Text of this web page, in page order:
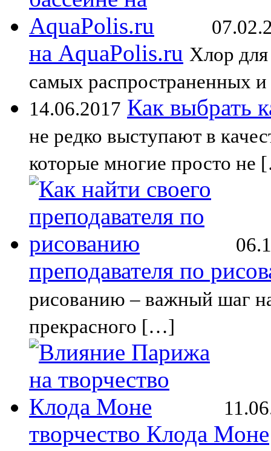
на AquaPolis.ru Хлор для
самых распространенных
14.06.2017 Как выбрать
не редко выступают в
которые многие просто
преподавателя по
рисованию – важный шаг
прекрасного […]
творчество Клода Моне